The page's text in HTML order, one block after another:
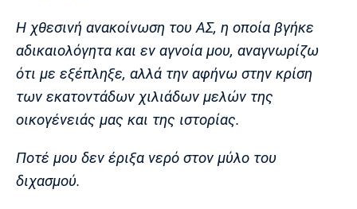
Μπορούσια
Ντόρτμουντ
Παρί Σεν
Ζερμέν
Μαρσέιγ
Αστέρας
Η χθεσινή ανακοίνωση του ΑΣ, η οποία βγήκε
αδικαιολόγητα και εν αγνοία μου, αναγνωρίζω
ότι με εξέπληξε, αλλά την αφήνω στην κρίση
των εκατοντάδων χιλιάδων μελών της
οικογένειάς μας και της ιστορίας.
Ποτέ μου δεν έριξα νερό στον μύλο του
διχασμού.